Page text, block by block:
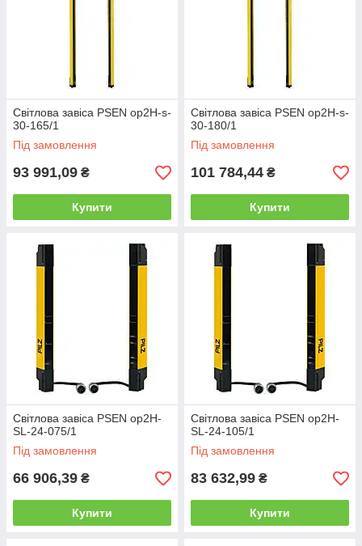
Світлова завіса PSEN op2H-s-
30-165/1
Під замовлення
93 991,09 ₴
Купити
Світлова завіса PSEN op2H-s-
30-180/1
Під замовлення
101 784,44 ₴
Купити
Світлова завіса PSEN op2H-
SL-24-075/1
Під замовлення
66 906,39 ₴
Купити
Світлова завіса PSEN op2H-
SL-24-105/1
Під замовлення
83 632,99 ₴
Купити